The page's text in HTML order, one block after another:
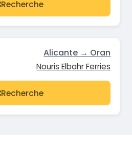
Recherche
Alicante → Oran
Nouris Elbahr Ferries
Recherche